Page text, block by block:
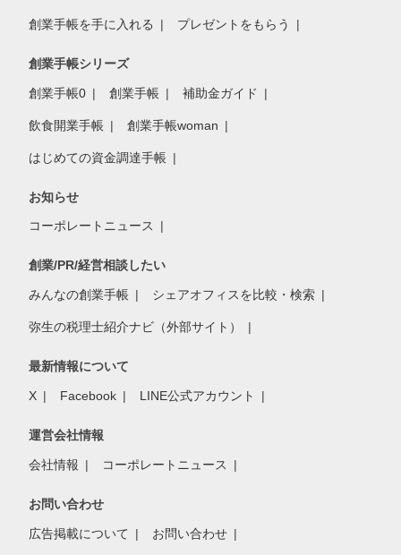
創業手帳を手に入れる プレゼントをもらう
創業手帳シリーズ
創業手帳0 創業手帳 補助金ガイド
飲食開業手帳 創業手帳woman
はじめての資金調達手帳
お知らせ
コーポレートニュース
創業/PR/経営相談したい
みんなの創業手帳 シェアオフィスを比較・検索
弥生の税理士紹介ナビ（外部サイト）
最新情報について
X Facebook LINE公式アカウント
運営会社情報
会社情報 コーポレートニュース
お問い合わせ
広告掲載について お問い合わせ